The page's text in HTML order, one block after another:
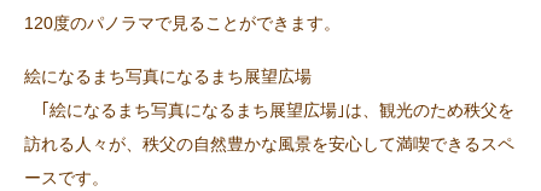
120度のパノラマで見ることができます。
絵になるまち写真になるまち展望広場
｢絵になるまち写真になるまち展望広場｣は、観光のため秩父を
訪れる人々が、秩父の自然豊かな風景を安心して満喫できるスペ
ースです。